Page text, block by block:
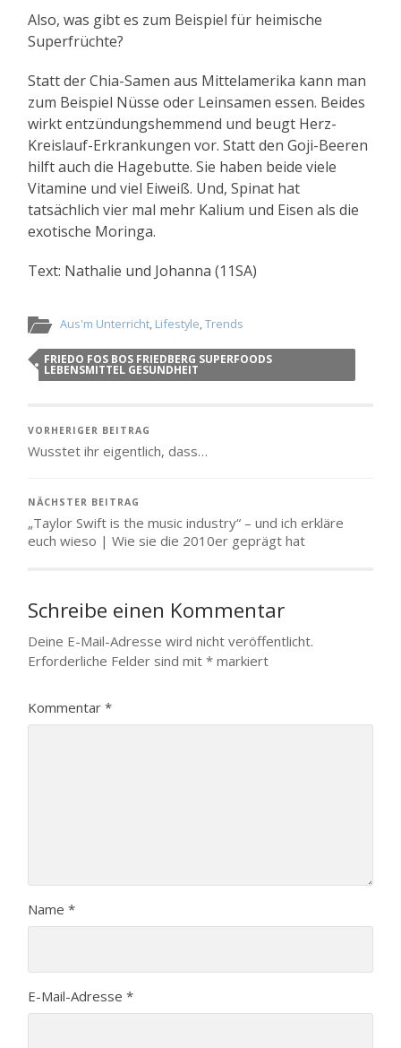
Also, was gibt es zum Beispiel für heimische
Superfrüchte?
Statt der Chia-Samen aus Mittelamerika kann man
zum Beispiel Nüsse oder Leinsamen essen. Beides
wirkt entzündungshemmend und beugt Herz-
Kreislauf-Erkrankungen vor. Statt den Goji-Beeren
hilft auch die Hagebutte. Sie haben beide viele
Vitamine und viel Eiweiß. Und, Spinat hat
tatsächlich vier mal mehr Kalium und Eisen als die
exotische Moringa.
Text: Nathalie und Johanna (11SA)
Aus'm Unterricht, Lifestyle,Trends
FRIEDO FOS BOS FRIEDBERG SUPERFOODS
LEBENSMITTEL GESUNDHEIT
VORHERIGER BEITRAG
Wusstet ihr eigentlich, dass…
NÄCHSTER BEITRAG
„Taylor Swift is the music industry“ – und ich erkläre
euch wieso | Wie sie die 2010er geprägt hat
Schreibe einen Kommentar
Deine E-Mail-Adresse wird nicht veröffentlicht.
Erforderliche Felder sind mit* markiert
Kommentar*
Name*
E-Mail-Adresse*